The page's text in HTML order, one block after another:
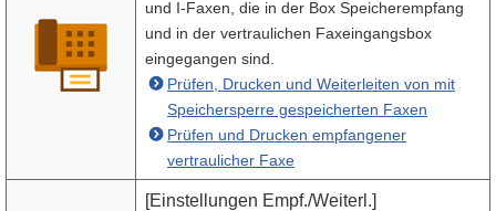
und I-Faxen, die in der Box Speicherempfang
und in der vertraulichen Faxeingangsbox
eingegangen sind.
Prüfen, Drucken und Weiterleiten von mit
Speichersperre gespeicherten Faxen
Prüfen und Drucken empfangener
vertraulicher Faxe
[Einstellungen Empf./Weiterl.]